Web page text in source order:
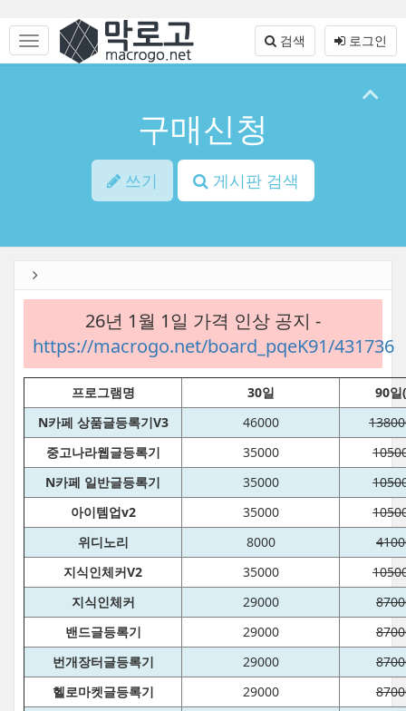
문
로
메
토
로그인
검색
구매신청
쓰기 게시판 검색
26년 1월 1일 가격 인상 공지 -
https://macrogo.net/board_pqeK91/431736
프로그램명 30일
90일
N카페 상품글등록기V3
46000
중고나라웹글등록기
35000
N카페 일반글등록기
35000
아이템업v2
35000
위디노리
8000
지식인체커V2
35000
지식인체커
29000
밴드글등록기
29000
번개장터글등록기
29000
헬로마켓글등록기
29000